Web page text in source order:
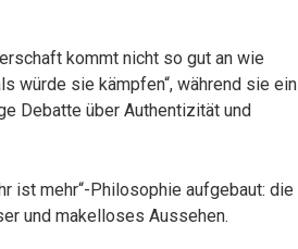
kommt nicht so gut an wie
würde sie kämpfen“, während sie ein
Debatte über Authentizität und
ist mehr“-Philosophie aufgebaut: die
und makelloses Aussehen.